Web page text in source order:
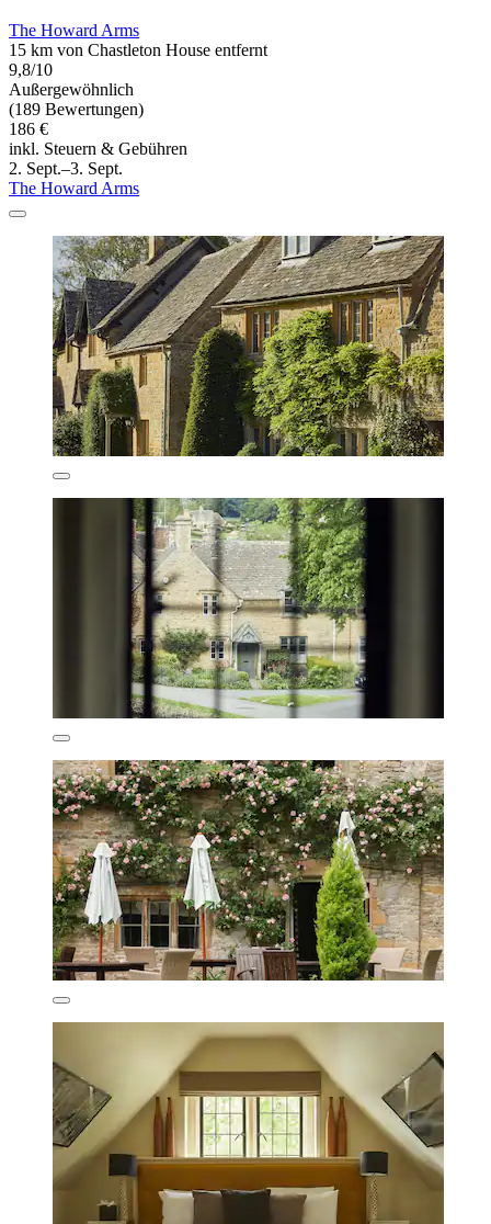
The Howard Arms
15 km von Chastleton House entfernt
9,8/10
Außergewöhnlich
(189 Bewertungen)
186 €
inkl. Steuern & Gebühren
2. Sept.–3. Sept.
The Howard Arms